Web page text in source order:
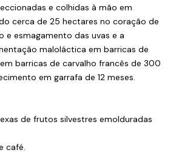
e colhidas à mão em
cerca de 25 hectares no coração de
e esmagamento das uvas e a
maloláctica em barricas de
barricas de carvalho francês de 300
em garrafa de 12 meses.
de frutos silvestres emolduradas
café.